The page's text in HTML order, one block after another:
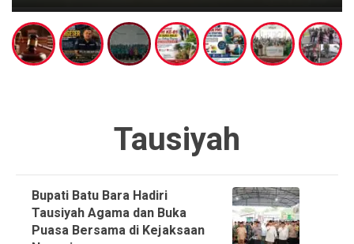
Tausiyah
Bupati Batu Bara Hadiri
Tausiyah Agama dan Buka
Puasa Bersama di Kejaksaan